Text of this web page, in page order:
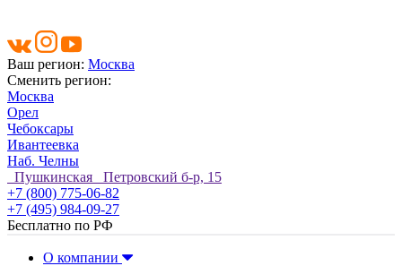
Ваш регион: Москва
Сменить регион:
Москва
Орел
Чебоксары
Ивантеевка
Наб. Челны
Пушкинская Петровский б-р, 15
+7 (800) 775-06-82
+7 (495) 984-09-27
Бесплатно по РФ
О компании